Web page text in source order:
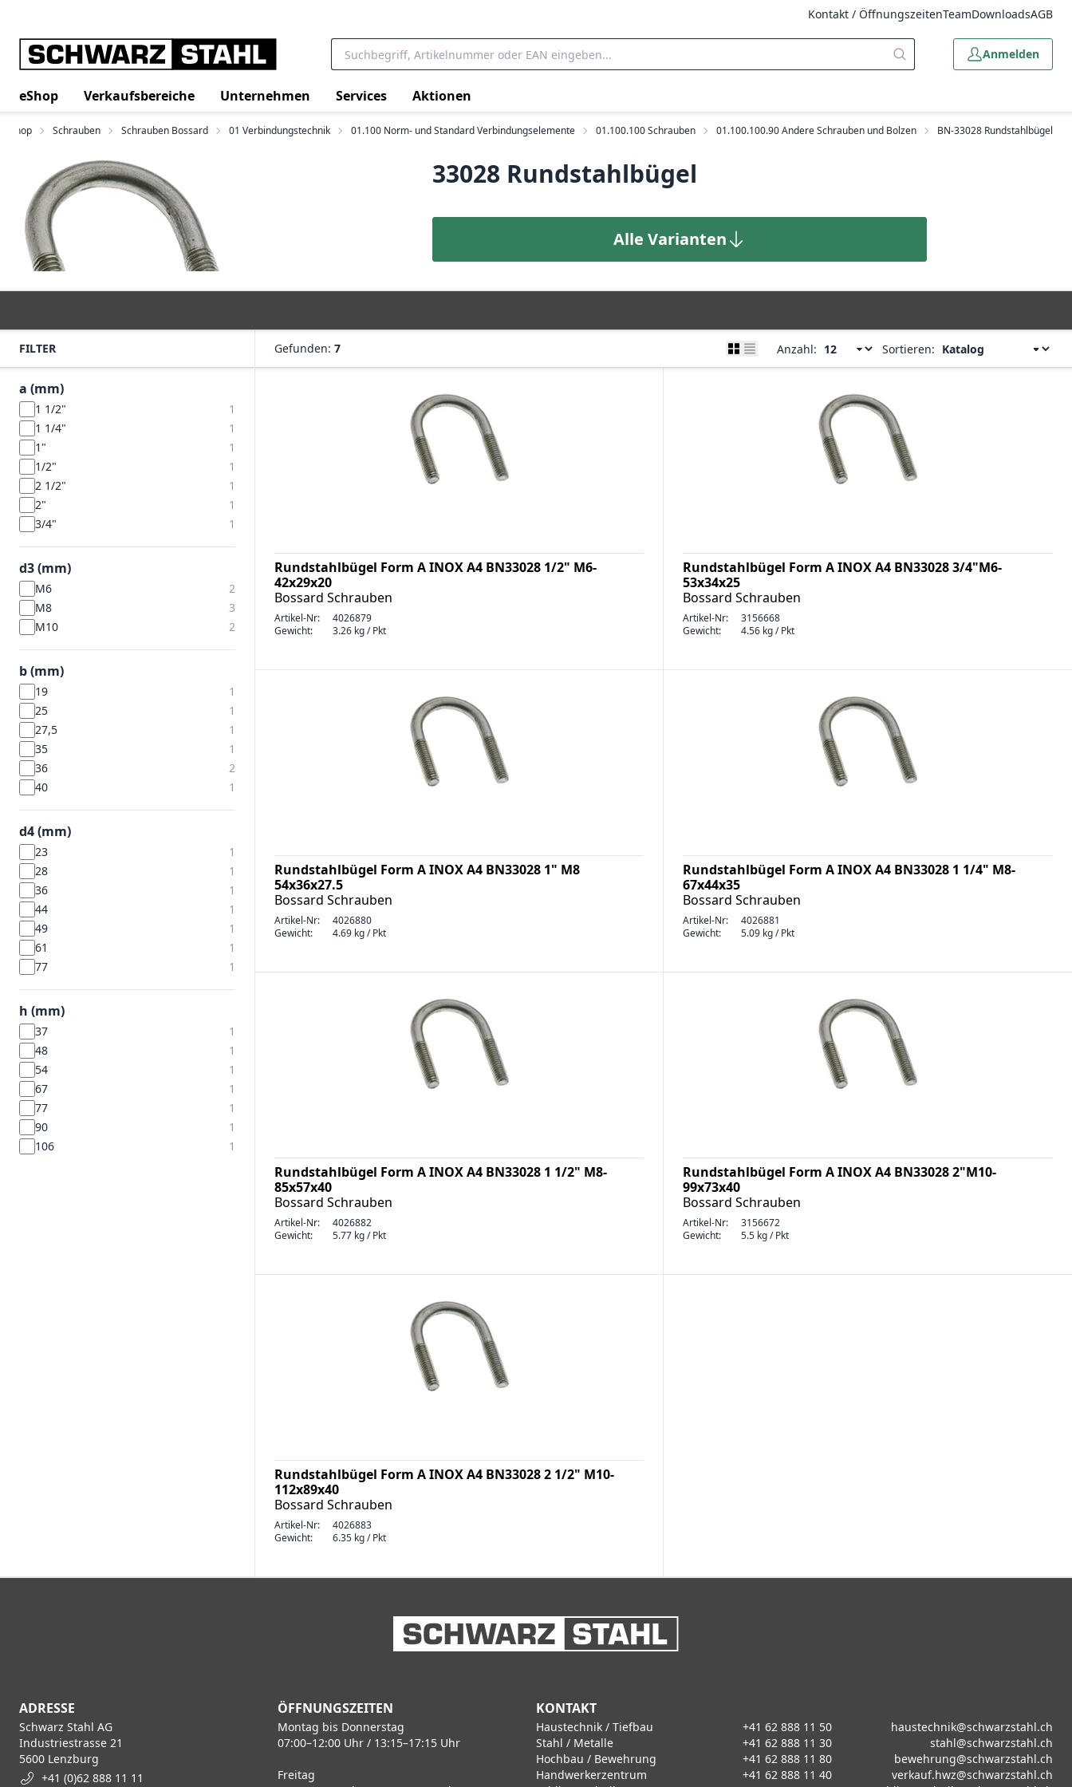
Kontakt / ÖffnungszeitenTeamDownloadsAGB
Anmelden
eShop Verkaufsbereiche Unternehmen Services Aktionen
eShop Schrauben Schrauben Bossard 01 Verbindungstechnik 01.100 Norm- und Standard Verbindungselemente 01.100.100 Schrauben 01.100.100.90 Andere Schrauben und Bolzen BN-33028 Rundstahlbügel
33028 Rundstahlbügel
Alle Varianten
FILTER
a (mm)
1 1/2"
1
1 1/4"
1
1"
1
1/2"
1
2 1/2"
1
2"
1
3/4"
1
d3 (mm)
M6
2
M8
3
M10
2
b (mm)
19
1
25
1
27,5
1
35
1
36
2
40
1
d4 (mm)
23
1
28
1
36
1
44
1
49
1
61
1
77
1
h (mm)
37
1
48
1
54
1
67
1
77
1
90
1
106
1
Gefunden: 7 Anzahl: Sortieren:
Rundstahlbügel Form A INOX A4 BN33028 1/2" M6-
42x29x20
Bossard Schrauben
Artikel-Nr:
4026879
Gewicht:
3.26 kg / Pkt
Rundstahlbügel Form A INOX A4 BN33028 3/4"M6-
53x34x25
Bossard Schrauben
Artikel-Nr:
3156668
Gewicht:
4.56 kg / Pkt
Rundstahlbügel Form A INOX A4 BN33028 1" M8
54x36x27.5
Bossard Schrauben
Artikel-Nr:
4026880
Gewicht:
4.69 kg / Pkt
Rundstahlbügel Form A INOX A4 BN33028 1 1/4" M8-
67x44x35
Bossard Schrauben
Artikel-Nr:
4026881
Gewicht:
5.09 kg / Pkt
Rundstahlbügel Form A INOX A4 BN33028 1 1/2" M8-
85x57x40
Bossard Schrauben
Artikel-Nr:
4026882
Gewicht:
5.77 kg / Pkt
Rundstahlbügel Form A INOX A4 BN33028 2"M10-
99x73x40
Bossard Schrauben
Artikel-Nr:
3156672
Gewicht:
5.5 kg / Pkt
Rundstahlbügel Form A INOX A4 BN33028 2 1/2" M10-
112x89x40
Bossard Schrauben
Artikel-Nr:
4026883
Gewicht:
6.35 kg / Pkt
ADRESSE
Schwarz Stahl AG
Industriestrasse 21
5600 Lenzburg
+41 (0)62 888 11 11
ÖFFNUNGSZEITEN
Montag bis Donnerstag
07:00–12:00 Uhr / 13:15–17:15 Uhr
Freitag
KONTAKT
Haustechnik / Tiefbau +41 62 888 11 50
haustechnik@schwarzstahl.ch
Stahl / Metalle
+41 62 888 11 30
stahl@schwarzstahl.ch
Hochbau / Bewehrung
+41 62 888 11 80
bewehrung@schwarzstahl.ch
Handwerkerzentrum
+41 62 888 11 40
verkauf.hwz@schwarzstahl.ch